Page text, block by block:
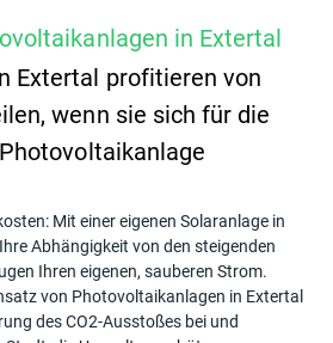
in Extertal
Extertal profitieren von
wenn sie sich für die
Mit einer eigenen Solaranlage in
Abhängigkeit von den steigenden
Ihren eigenen, sauberen Strom.
von Photovoltaikanlagen in Extertal
des CO2-Ausstoßes bei und